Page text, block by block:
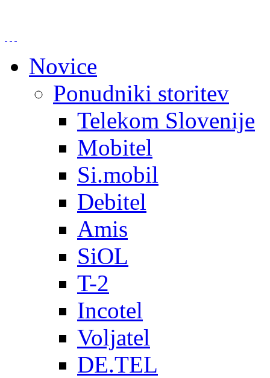
Novice
Ponudniki storitev
Telekom Slovenije
Mobitel
Si.mobil
Debitel
Amis
SiOL
T-2
Incotel
Voljatel
DE.TEL